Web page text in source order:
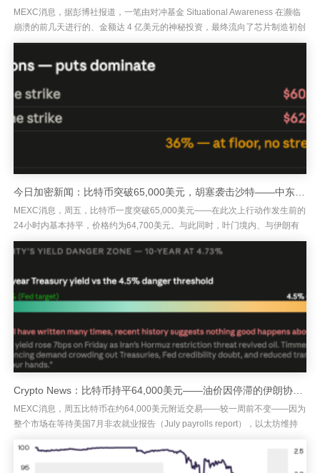
MEXC消息，据彭博社报道，一笔由对冲基金 Situational Awareness 在濒临
崩溃的前几天进行的、金额达 4 亿美元的神秘投资，最终流向了芯片制造初创
公司 Source Foundry...
MEXC消息，周五，比特币一度突破65,000美元——在此次上行动作发生前的
24小时内基本持平，价格约为64,700美元。与此同时，叶门境内、与伊朗有
关联的胡塞武装袭击了沙特阿拉伯，使中东紧张局势进一...
MEXC消息，周五比特币在约64,000美元附近交易——较一周前不变——因为
整个市场在等待美国7月非农就业报告（July payrolls report），以太坊维持